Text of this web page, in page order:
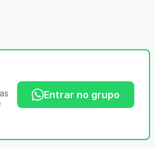
Entrar no grupo